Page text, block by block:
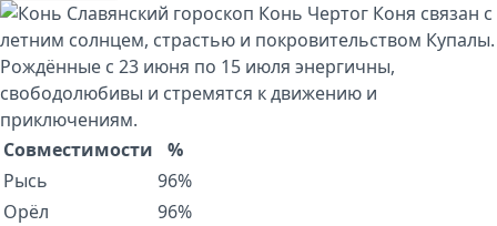
Славянский гороскоп Конь Чертог Коня связан с
летним солнцем, страстью и покровительством Купалы.
Рождённые с 23 июня по 15 июля энергичны,
свободолюбивы и стремятся к движению и
приключениям.
Совместимости
%
Рысь
96%
Орёл
96%